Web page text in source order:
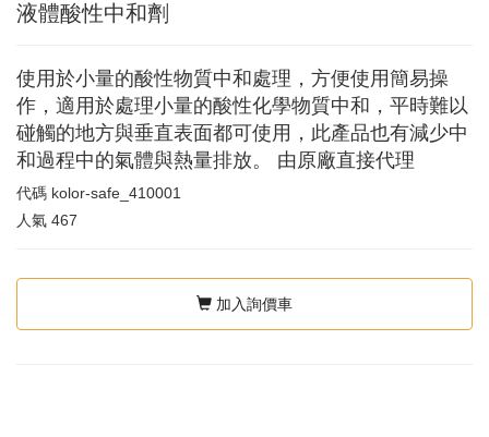
液體酸性中和劑
使用於小量的酸性物質中和處理，方便使用簡易操
作，適用於處理小量的酸性化學物質中和，平時難以
碰觸的地方與垂直表面都可使用，此產品也有減少中
和過程中的氣體與熱量排放。 由原廠直接代理
代碼 kolor-safe_410001
人氣 467
加入詢價車